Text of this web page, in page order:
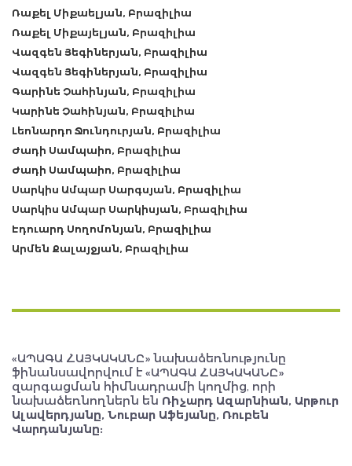
Ռաքել Միքաելյան, Բրազիլիա
Ռաքել Միքայելյան, Բրազիլիա
Վազգեն Յեգիներյան, Բրազիլիա
Վազգեն Յեգիներյան, Բրազիլիա
Գարինե Չահինյան, Բրազիլիա
Կարինե Չահինյան, Բրազիլիա
Լեոնարդո Ջունդուրյան, Բրազիլիա
Ժադի Սամպաիո, Բրազիլիա
Ժադի Սամպաիո, Բրազիլիա
Սարկիս Ամպար Սարգսյան, Բրազիլիա
Սարկիս Ամպար Սարկիսյան, Բրազիլիա
Էդուարդ Սողոմոնյան, Բրազիլիա
Արմեն Քալայջյան, Բրազիլիա
«ԱՊԱԳԱ ՀԱՅԿԱԿԱՆԸ» նախաձեռնությունը
ֆինանսավորվում է «ԱՊԱԳԱ ՀԱՅԿԱԿԱՆԸ»
զարգացման հիմնադրամի կողմից, որի
նախաձեռնողներն են Ռիչարդ Ազարնիան, Արթուր
Ալավերդյանը, Նուբար Աֆեյանը, Ռուբեն
Վարդանյանը: